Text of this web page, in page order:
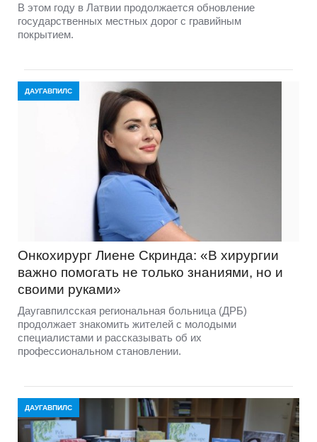
В этом году в Латвии продолжается обновление
государственных местных дорог с гравийным
покрытием.
ДАУГАВПИЛС
Онкохирург Лиене Скринда: «В хирургии
важно помогать не только знаниями, но и
своими руками»
Даугавпилсская региональная больница (ДРБ)
продолжает знакомить жителей с молодыми
специалистами и рассказывать об их
профессиональном становлении.
ДАУГАВПИЛС